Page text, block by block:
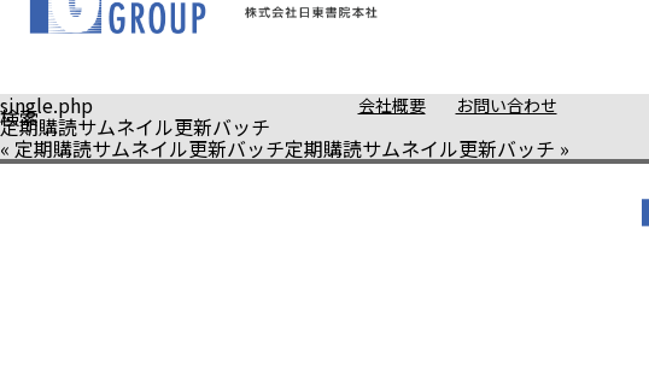
会社概要 お問い合わせ
検索
single.php
定期購読サムネイル更新バッチ
« 定期購読サムネイル更新バッチ定期購読サムネイル更新バッチ »